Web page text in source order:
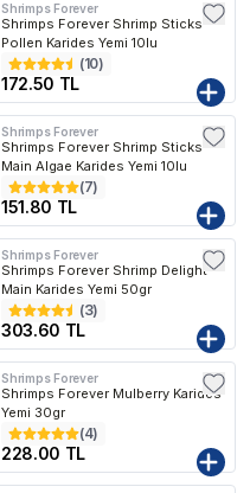
Shrimps Forever
Shrimps Forever Shrimp Sticks
Pollen Karides Yemi 10lu
(10)
172.50 TL
Shrimps Forever
Shrimps Forever Shrimp Sticks
Main Algae Karides Yemi 10lu
(7)
151.80 TL
Shrimps Forever
Shrimps Forever Shrimp Delight
Main Karides Yemi 50gr
(3)
303.60 TL
Shrimps Forever
Shrimps Forever Mulberry Karides
Yemi 30gr
(4)
228.00 TL